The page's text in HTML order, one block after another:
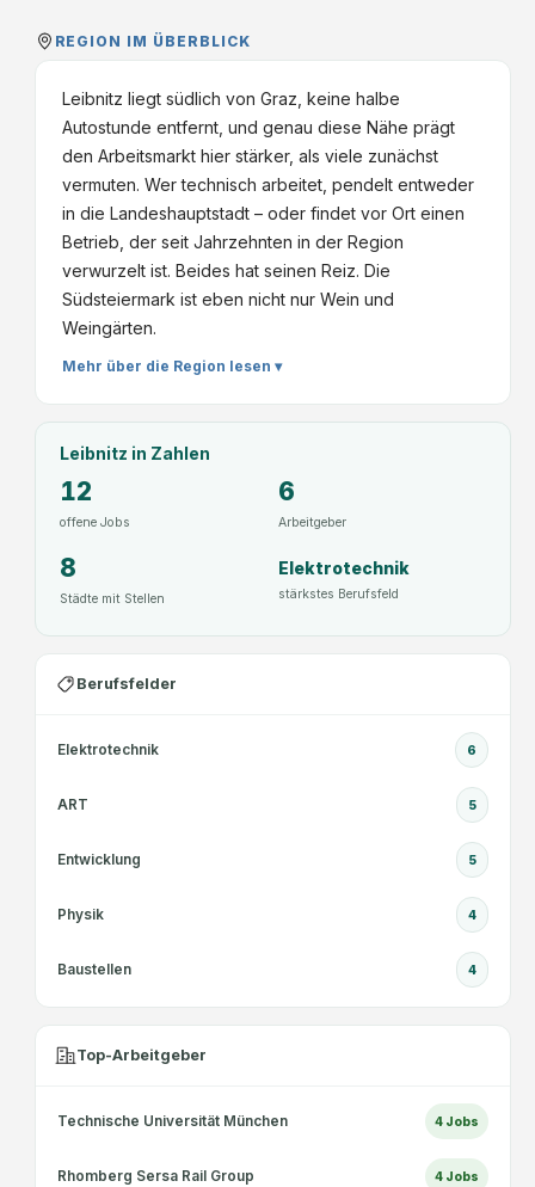
REGION IM ÜBERBLICK
Leibnitz liegt südlich von Graz, keine halbe
Autostunde entfernt, und genau diese Nähe prägt
den Arbeitsmarkt hier stärker, als viele zunächst
vermuten. Wer technisch arbeitet, pendelt entweder
in die Landeshauptstadt – oder findet vor Ort einen
Betrieb, der seit Jahrzehnten in der Region
verwurzelt ist. Beides hat seinen Reiz. Die
Südsteiermark ist eben nicht nur Wein und
Weingärten.
Mehr über die Region lesen ▾
Leibnitz in Zahlen
12
offene Jobs
6
Arbeitgeber
8
Städte mit Stellen
Elektrotechnik
stärkstes Berufsfeld
Berufsfelder
Elektrotechnik 6
ART 5
Entwicklung 5
Physik 4
Baustellen 4
Top-Arbeitgeber
Technische Universität München 4 Jobs
Rhomberg Sersa Rail Group 4 Jobs